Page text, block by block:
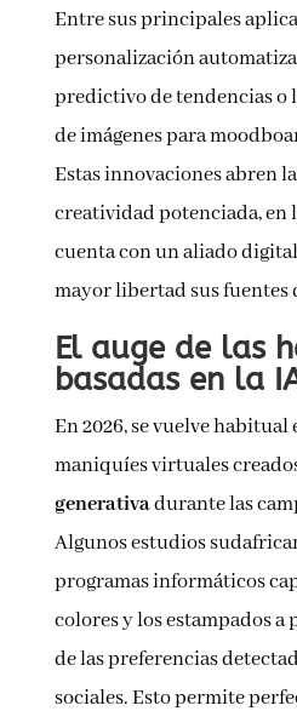
Entre sus principales
personalización
predictivo de tendencias o
de imágenes para
Estas innovaciones abren
creatividad potenciada, en
cuenta con un aliado
mayor libertad sus fuentes
El auge de las
basadas en la
En 2026, se vuelve
maniquíes virtuales
generativadurante las
Algunos estudios
programas informáticos
colores y los estampados
de las preferencias
sociales. Esto permite